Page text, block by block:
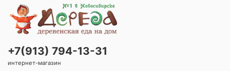
+7(913) 794-13-31
интернет-магазин